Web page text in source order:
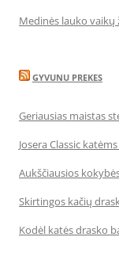
Medinės lauko
GYVUNU PREKES
Geriausias maistas
Josera Classic
Aukščiausios
Skirtingos kačių
Kodėl katės drasko